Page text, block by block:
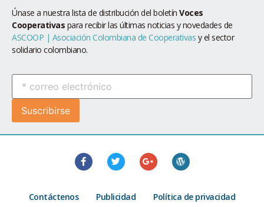
Únase a nuestra lista de distribución del boletín Voces
Cooperativas para recibir las últimas noticias y novedades de
ASCOOP | Asociación Colombiana de Cooperativas y el sector
solidario colombiano.
Contáctenos Publicidad Política de privacidad